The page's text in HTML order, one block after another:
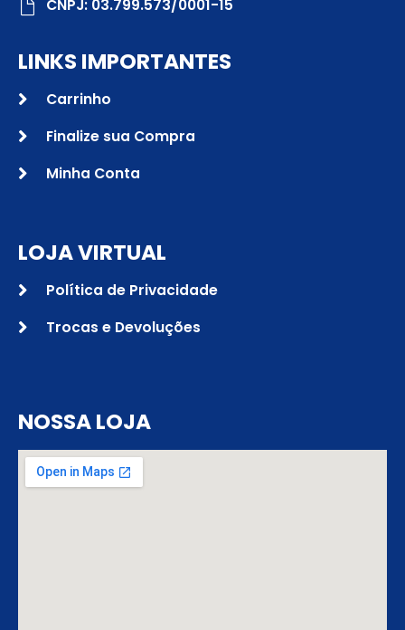
CNPJ: 03.799.573/0001-15
LINKS IMPORTANTES
Carrinho
Finalize sua Compra
Minha Conta
LOJA VIRTUAL
Política de Privacidade
Trocas e Devoluções
NOSSA LOJA